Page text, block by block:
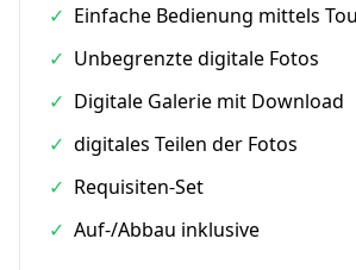
✓ Einfache Bedienung mittels
✓ Unbegrenzte digitale Fotos
✓ Digitale Galerie mit Download
✓ digitales Teilen der Fotos
✓ Requisiten-Set
✓ Auf-/Abbau inklusive